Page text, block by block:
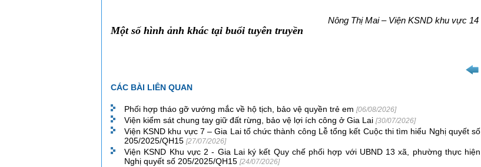
Nông Thị Mai – Viện KSND khu vực 14
Một số hình ảnh khác tại buổi tuyên truyền
CÁC BÀI LIÊN QUAN
Phối hợp tháo gỡ vướng mắc về hộ tịch, bảo vệ quyền trẻ em [06/08/2026]
Viện kiểm sát chung tay giữ đất rừng, bảo vệ lợi ích công ở Gia Lai [30/07/2026]
Viện KSND khu vực 7 – Gia Lai tổ chức thành công Lễ tổng kết Cuộc thi tìm hiểu Nghị quyết số
205/2025/QH15 [27/07/2026]
Viện KSND Khu vực 2 - Gia Lai ký kết Quy chế phối hợp với UBND 13 xã, phường thực hiện
Nghị quyết số 205/2025/QH15 [24/07/2026]